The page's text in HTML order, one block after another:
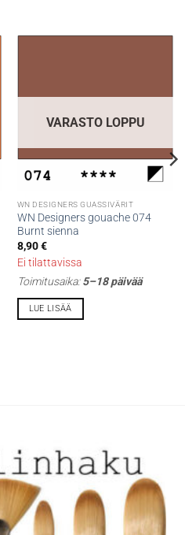
VARASTO LOPPU
WN DESIGNERS GUASSIVÄRIT
WN Designers gouache 074
Burnt sienna
8,90€
Ei tilattavissa
Toimitusaika:5–18 päivää
LUE LISÄÄ